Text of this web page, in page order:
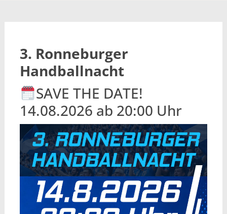
3. Ronneburger
Handballnacht
SAVE THE DATE!
14.08.2026 ab 20:00 Uhr